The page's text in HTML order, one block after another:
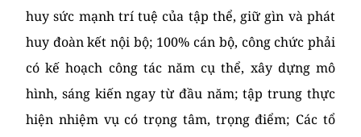
huy sức mạnh trí tuệ của tập thể, giữ gìn và phát
huy đoàn kết nội bộ; 100% cán bộ, công chức phải
có kế hoạch công tác năm cụ thể, xây dựng mô
hình, sáng kiến ngay từ đầu năm; tập trung thực
hiện nhiệm vụ có trọng tâm, trọng điểm; Các tổ